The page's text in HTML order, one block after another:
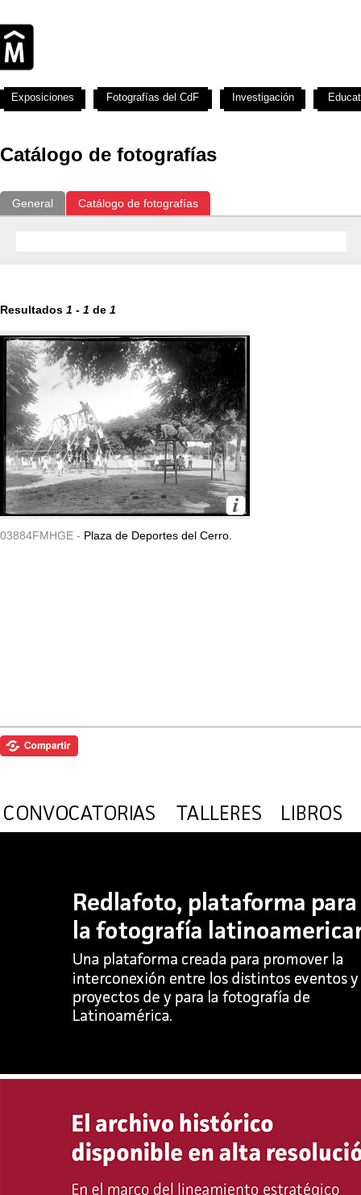
Catálogo de fotografías
General Catálogo de fotografías
Resultados 1 - 1 de 1
03884FMHGE - Plaza de Deportes del Cerro.
Exposiciones Fotografías del CdF Investigación